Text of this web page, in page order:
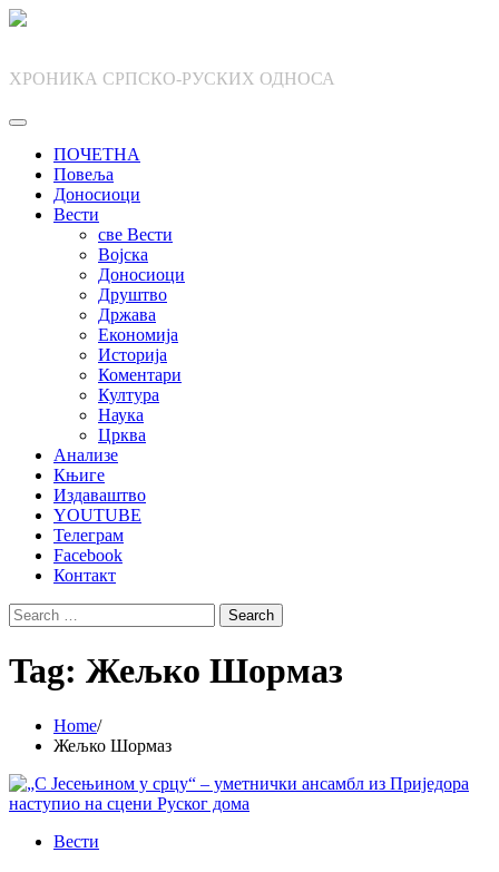
Skip
ХРОНИКА СРПСКО-РУСКИХ ОДНОСА
ПОЧЕТНА
Повеља
Доносиоци
Вести
све Вести
Војска
Доносиоци
Друштво
Држава
Економија
Историја
Коментари
Култура
Наука
Црква
Анализе
Књиге
Издаваштво
YOUTUBE
Телеграм
Facebook
Контакт
Search
for:
Tag: Жељко Шормаз
Home
Жељко Шормаз
Вести